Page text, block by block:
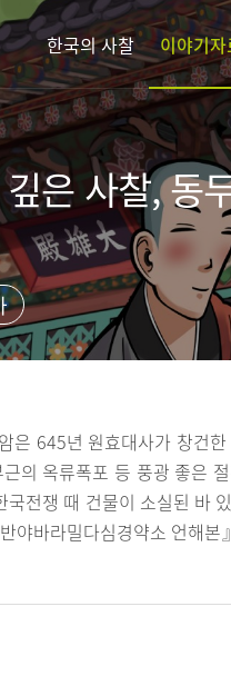
한국의 사찰 이야기자
은 사찰, 동
은 645년 원효대사가 창건
의 옥류폭포 등 풍광 좋은
전쟁 때 건물이 소실된 바
야바라밀다심경약소 언해